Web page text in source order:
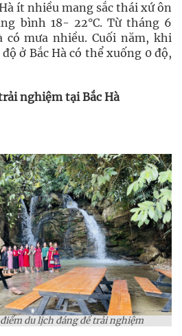
ít nhiều mang sắc thái xứ ôn
bình 18- 22°C. Từ tháng 6
có mưa nhiều. Cuối năm, khi
ở Bắc Hà có thể xuống 0 độ,
nghiệm tại Bắc Hà
du lịch đáng để trải nghiệm